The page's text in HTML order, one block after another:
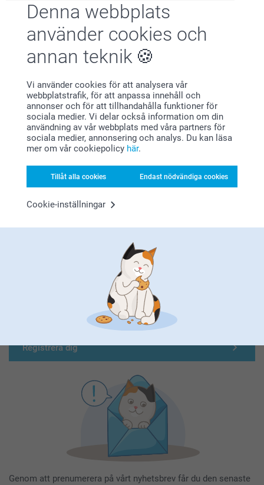
Denna webbplats
använder cookies och
annan teknik
Vi använder cookies för att analysera vår
webbplatstrafik, för att anpassa innehåll och
annonser och för att tillhandahålla funktioner för
sociala medier. Vi delar också information om din
användning av vår webbplats med våra partners för
sociala medier, annonsering och analys. Du kan läsa
mer om vår cookiepolicy här.
Tillåt alla cookies Endast nödvändiga cookies
Cookie-inställningar
Bonus på alla dina köp
Letar du efter inspiration?
Förstklassig kundservice
Registrera dig till vårt nyhetsbrev
Ange din e-postadress här
Registrera dig
Genom att prenumerera på vårt nyhetsbrev får du den senaste